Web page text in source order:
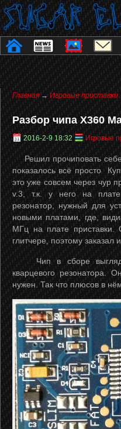
Главная→ Игровые приставки
Разбор чипа X360
2016-2-9 18:32 Игровые
Решил прочиповать
показалось всё просто
это уже совсем через чур
v.3, т.к. у него на
резонатор, нужный для
новыми платами, где,
МГц на плате
глитчере, поэтому заказал
Чип в сборе
кварцевого резонатора.
нужен. Так что плюсов в